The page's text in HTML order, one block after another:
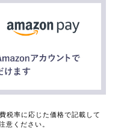
税率に応じた価格で記載して
意ください。